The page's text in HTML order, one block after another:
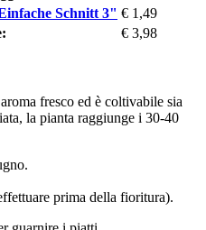
Schnitt 3" € 1,49
€ 3,98
fresco ed è coltivabile sia
la pianta raggiunge i 30-40
prima della fioritura).